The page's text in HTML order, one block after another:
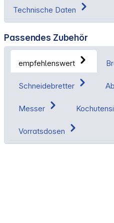
Technische Daten
Passendes Zubehör
empfehlenswert
Schneidebretter
Messer
Vorratsdosen